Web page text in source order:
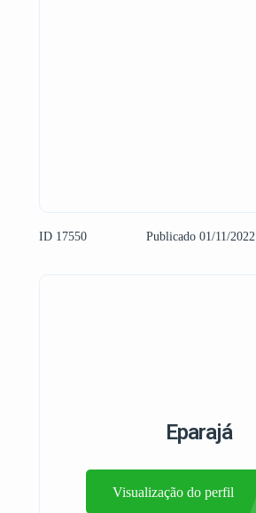
ID 17550 Publicado 01/11/2022
Eparajá
Visualização do perfil